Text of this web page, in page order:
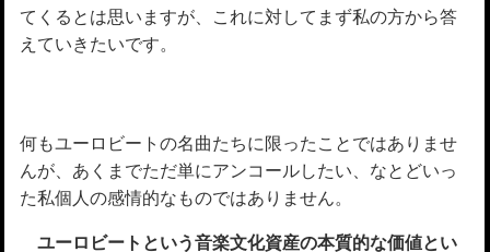
てくるとは思いますが、これに対してまず私の方から答
えていきたいです。
何もユーロビートの名曲たちに限ったことではありませ
んが、あくまでただ単にアンコールしたい、なとどいっ
た私個人の感情的なものではありません。
ユーロビートという音楽文化資産の本質的な価値とい